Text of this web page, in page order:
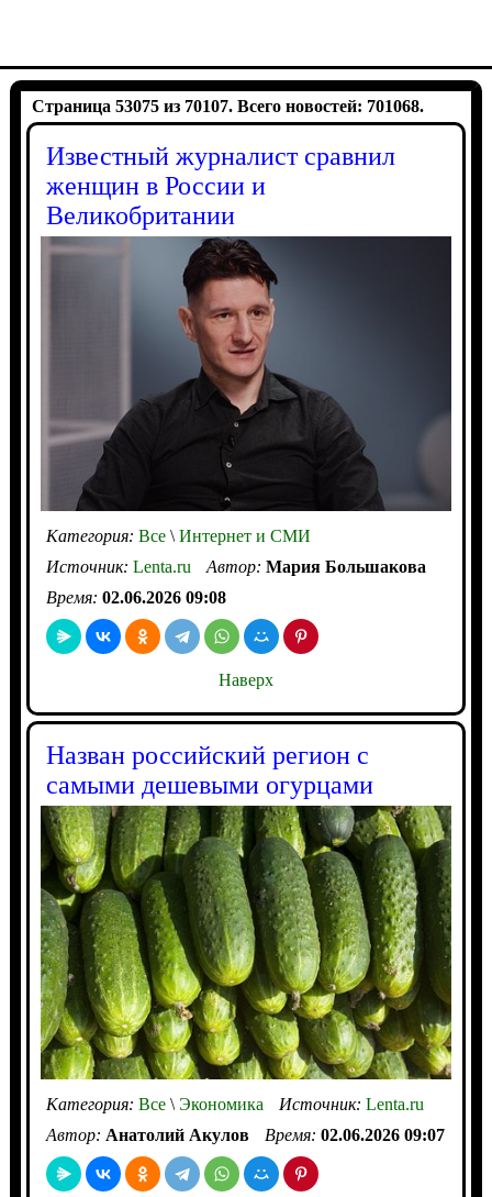
Страница 53075 из 70107. Всего новостей: 701068.
Известный журналист сравнил
женщин в России и
Великобритании
Категория: Все\Интернет и СМИ
Источник: Lenta.ru Автор: Мария Большакова
Время: 02.06.2026 09:08
Наверх
Назван российский регион с
самыми дешевыми огурцами
Категория: Все\Экономика Источник: Lenta.ru
Автор: Анатолий Акулов Время: 02.06.2026 09:07